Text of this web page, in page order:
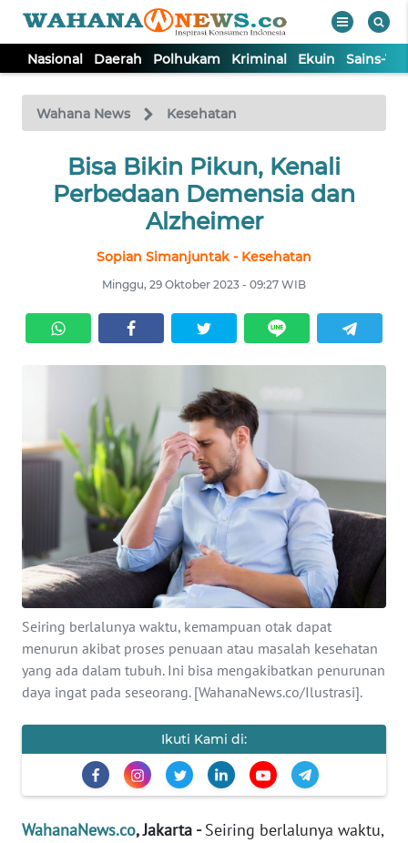
Nasional Daerah Polhukam Kriminal Ekuin Sains-
Wahana News Kesehatan
Bisa Bikin Pikun, Kenali
Perbedaan Demensia dan
Alzheimer
Sopian Simanjuntak - Kesehatan
Minggu, 29 Oktober 2023 - 09:27 WIB
Seiring berlalunya waktu, kemampuan otak dapat
menurun akibat proses penuaan atau masalah kesehatan
yang ada dalam tubuh. Ini bisa mengakibatkan penurunan
daya ingat pada seseorang. [WahanaNews.co/Ilustrasi].
Ikuti Kami di:
WahanaNews.co, Jakarta -Seiring berlalunya waktu,
TV
Tutup
NASIONAL
POLHUKAM
KRIMINAL
EKUIN
SAINS-TEKNO
KESEHATAN
INTERNASIONAL
SERBA-SERBI
PENDIDIKAN
OLAHRAGA
OPINI
EDITORIAL
Informasi